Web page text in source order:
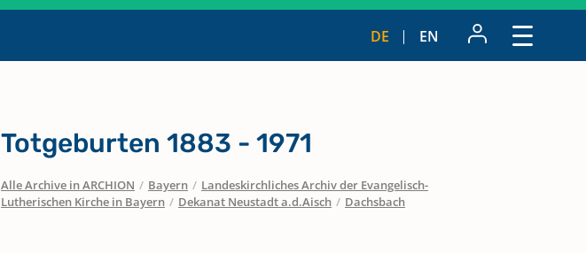
DE EN
Totgeburten 1883 - 1971
Alle Archive in ARCHION / Bayern / Landeskirchliches Archiv der Evangelisch-
Lutherischen Kirche in Bayern / Dekanat Neustadt a.d.Aisch / Dachsbach